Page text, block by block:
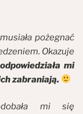
pożegnać
Okazuje
mi
zabraniają.
mi się